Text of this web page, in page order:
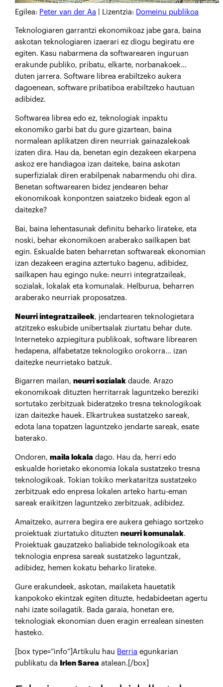
Egilea: Peter van der Aa | Lizentzia: Domeinu publikoa
Teknologiaren garrantzi ekonomikoaz jabe gara, baina
askotan teknologiaren izaerari ez diogu begiratu ere
egiten. Kasu nabarmena da softwarearen inguruan
erakunde publiko, pribatu, elkarte, norbanakoek…
duten jarrera. Software librea erabiltzeko aukera
dagoenean, software pribatiboa erabiltzeko hautuan
adibidez.
Softwarea librea edo ez, teknologiak inpaktu
ekonomiko garbi bat du gure gizartean, baina
normalean aplikatzen diren neurriak gainazalekoak
izaten dira. Hau da, benetan egin dezakeen ekarpena
askoz ere handiagoa izan daiteke, baina askotan
superfizialak diren erabilpenak nabarmendu ohi dira.
Benetan softwarearen bidez jendearen behar
ekonomikoak konpontzen saiatzeko bideak egon al
daitezke?
Bai, baina lehentasunak definitu beharko lirateke, eta
noski, behar ekonomikoen araberako sailkapen bat
egin. Eskualde baten beharretan softwareak ekonomian
izan dezakeen eragina aztertuko bagenu, adibidez,
sailkapen hau egingo nuke: neurri integratzaileak,
sozialak, lokalak eta komunalak. Helburua, beharren
araberako neurriak proposatzea.
Neurri integratzaileek, jendartearen teknologietara
atzitzeko eskubide unibertsalak ziurtatu behar dute.
Interneteko azpiegitura publikoak, software librearen
hedapena, alfabetatze teknologiko orokorra… izan
daitezke neurrietako batzuk.
Bigarren mailan,neurri sozialak daude. Arazo
ekonomikoak dituzten herritarrak laguntzeko bereziki
sortutako zerbitzuak bideratzeko tresna teknologikoak
izan daitezke hauek. Elkartrukea sustatzeko sareak,
edota lana topatzen laguntzeko jendarte sareak, esate
baterako.
Ondoren,maila lokala dago. Hau da, herri edo
eskualde horietako ekonomia lokala sustatzeko tresna
teknologikoak. Tokian tokiko merkataritza sustatzeko
zerbitzuak edo enpresa lokalen arteko hartu-eman
sareak eraikitzen laguntzeko zerbitzuak, adibidez.
Amaitzeko, aurrera begira ere aukera gehiago sortzeko
proiektuak ziurtatuko dituztenneurri komunalak.
Proiektuak gauzatzeko baliabide teknologikoak eta
teknologia enpresa sareak sustatzeko laguntzak,
adibidez, hemen kokatu beharko lirateke.
Gure erakundeek, askotan, mailaketa hauetatik
kanpokoko ekintzak egiten dituzte, hedabideetan agertu
nahi izate soilagatik. Bada garaia, honetan ere,
teknologiak ekonomian duen eragin errealean sinesten
hasteko.
[box type=”info”]Artikulu hau Berria egunkarian
publikatu da
Irlen Sarea atalean.[/box]